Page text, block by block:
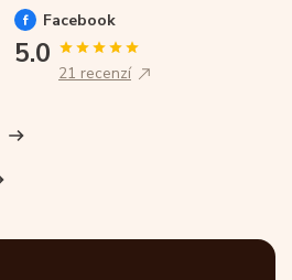
Facebook
5.0
21 recenzí